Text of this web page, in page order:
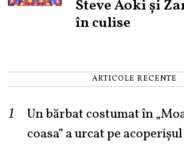
Steve Aoki și
în culise
ARTICOLE RECENTE
Un bărbat costumat în
coasa” a urcat pe